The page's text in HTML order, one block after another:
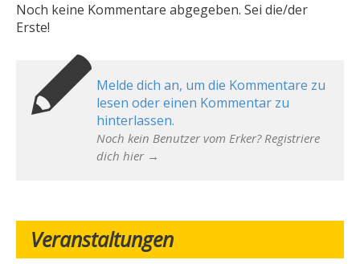
Noch keine Kommentare abgegeben. Sei die/der
Erste!
Melde dich an, um die Kommentare zu
lesen oder einen Kommentar zu
hinterlassen.
Noch kein Benutzer vom Erker? Registriere
dich hier →
Veranstaltungen